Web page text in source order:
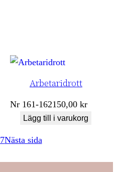
Arbetaridrott
Nr 161-162150,00kr
Lägg till i varukorg
7Nästa sida